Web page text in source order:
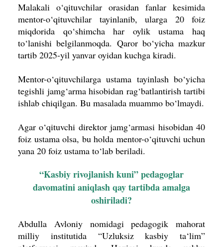
Malakali o‘qituvchilar orasidan fanlar kesimida
mentor-o‘qituvchilar tayinlanib, ularga 20 foiz
miqdorida qo‘shimcha har oylik ustama haq
to‘lanishi belgilanmoqda. Qaror bo‘yicha mazkur
tartib 2025-yil yanvar oyidan kuchga kiradi.
Mentor-o‘qituvchilarga ustama tayinlash bo‘yicha
tegishli jamg‘arma hisobidan rag‘batlantirish tartibi
ishlab chiqilgan. Bu masalada muammo bo‘lmaydi.
Agar o‘qituvchi direktor jamg‘armasi hisobidan 40
foiz ustama olsa, bu holda mentor-o‘qituvchi uchun
yana 20 foiz ustama to‘lab beriladi.
“Kasbiy rivojlanish kuni” pedagoglar
davomatini aniqlash qay tartibda amalga
oshiriladi?
Abdulla Avloniy nomidagi pedagogik mahorat
milliy institutida “Uzluksiz kasbiy ta‘lim”